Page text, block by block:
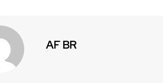
AF BR